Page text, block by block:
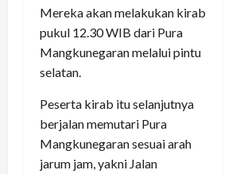
Mereka akan melakukan kirab
pukul 12.30 WIB dari Pura
Mangkunegaran melalui pintu
selatan.
Peserta kirab itu selanjutnya
berjalan memutari Pura
Mangkunegaran sesuai arah
jarum jam, yakni Jalan